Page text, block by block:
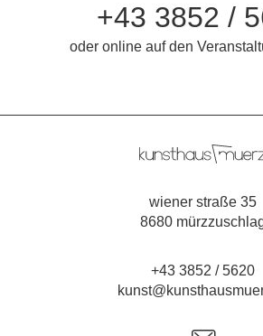
+43 3852 /
oder online auf den
wiener straße 35
8680
+43 3852 / 5620